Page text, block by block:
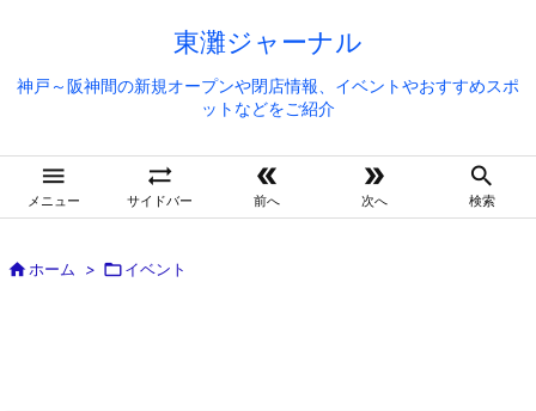
東灘ジャーナル
神戸～阪神間の新規オープンや閉店情報、イベントやおすすめスポ
ットなどをご紹介

メニュー

サイドバー

前へ

次へ

検索
ホーム > イベント